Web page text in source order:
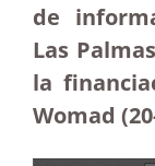
de
Las
la
Womad